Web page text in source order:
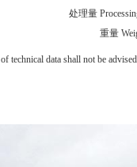
处理量
重量
data shall not be